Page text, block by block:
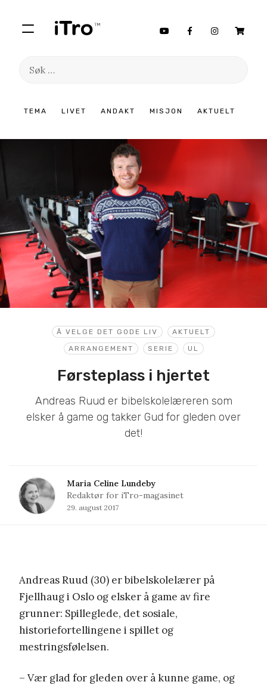
TEMA LIVET ANDAKT MISJON AKTUELT
Søk
innhold
Å VELGE DET GODE LIV
AKTUELT
ARRANGEMENT
SERIE UL
Førsteplass i hjertet
Andreas Ruud er bibelskolelæreren som
elsker å game og takker Gud for gleden over
det!
Maria Celine Lundeby
Redaktør for iTro-magasinet
29. august 2017
Andreas Ruud (30) er bibelskolelærer på
Fjellhaug i Oslo og elsker å game av fire
grunner: Spilleglede, det sosiale,
historiefortellingene i spillet og
mestringsfølelsen.
– Vær glad for gleden over å kunne game, og